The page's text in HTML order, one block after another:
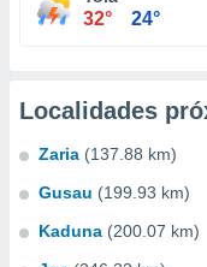
32° 24°
Localidades
Zaria (137.88 km)
Gusau (199.93 km)
Kaduna (200.07 km)